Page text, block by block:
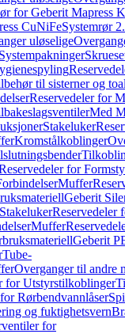
for Geberit Mapress
CuNiFeSystemrør
uløselige
Systempakninger
til sisterner og
Reservedeler for
Med
Stakeluker
Kromstålkoblinger
for
Muffer
Geberit
StakelukerReservedeler
Muffer
Geberit
Overganger til andre
for Utstyrstilkoblinger
Rørbendvannlåser
og fuktighetsvern
for